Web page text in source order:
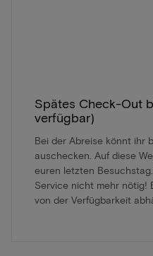
Spätes Check-Out
verfügbar)
Bei der Abreise könnt ihr
auschecken. Auf diese
euren letzten
Service nicht mehr nötig!
von der Verfügbarkeit